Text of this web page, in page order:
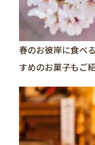
春のお彼岸に食べ
すめのお菓子もご